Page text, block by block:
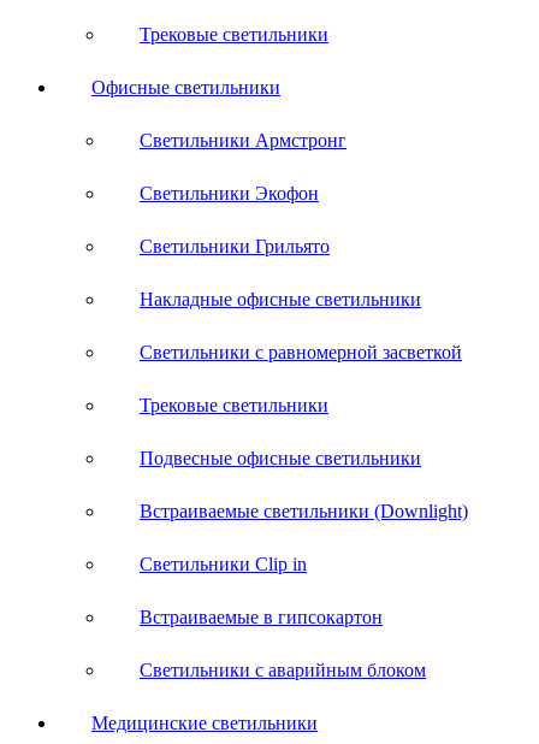
Трековые светильники
Офисные светильники
Светильники Армстронг
Светильники Экофон
Светильники Грильято
Накладные офисные светильники
Светильники с равномерной засветкой
Трековые светильники
Подвесные офисные светильники
Встраиваемые светильники (Downlight)
Светильники Clip in
Встраиваемые в гипсокартон
Светильники с аварийным блоком
Медицинские светильники